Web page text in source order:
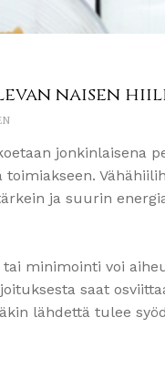
naisen
jonkinlaisena
ja suurin
minimointi voi
saat
lähdettä tulee